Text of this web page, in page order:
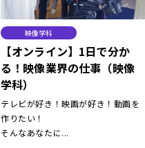
映像学科
【オンライン】1日で分か
る！映像業界の仕事（映像
学科）
テレビが好き！映画が好き！動画を
作りたい！
そんなあなたに...